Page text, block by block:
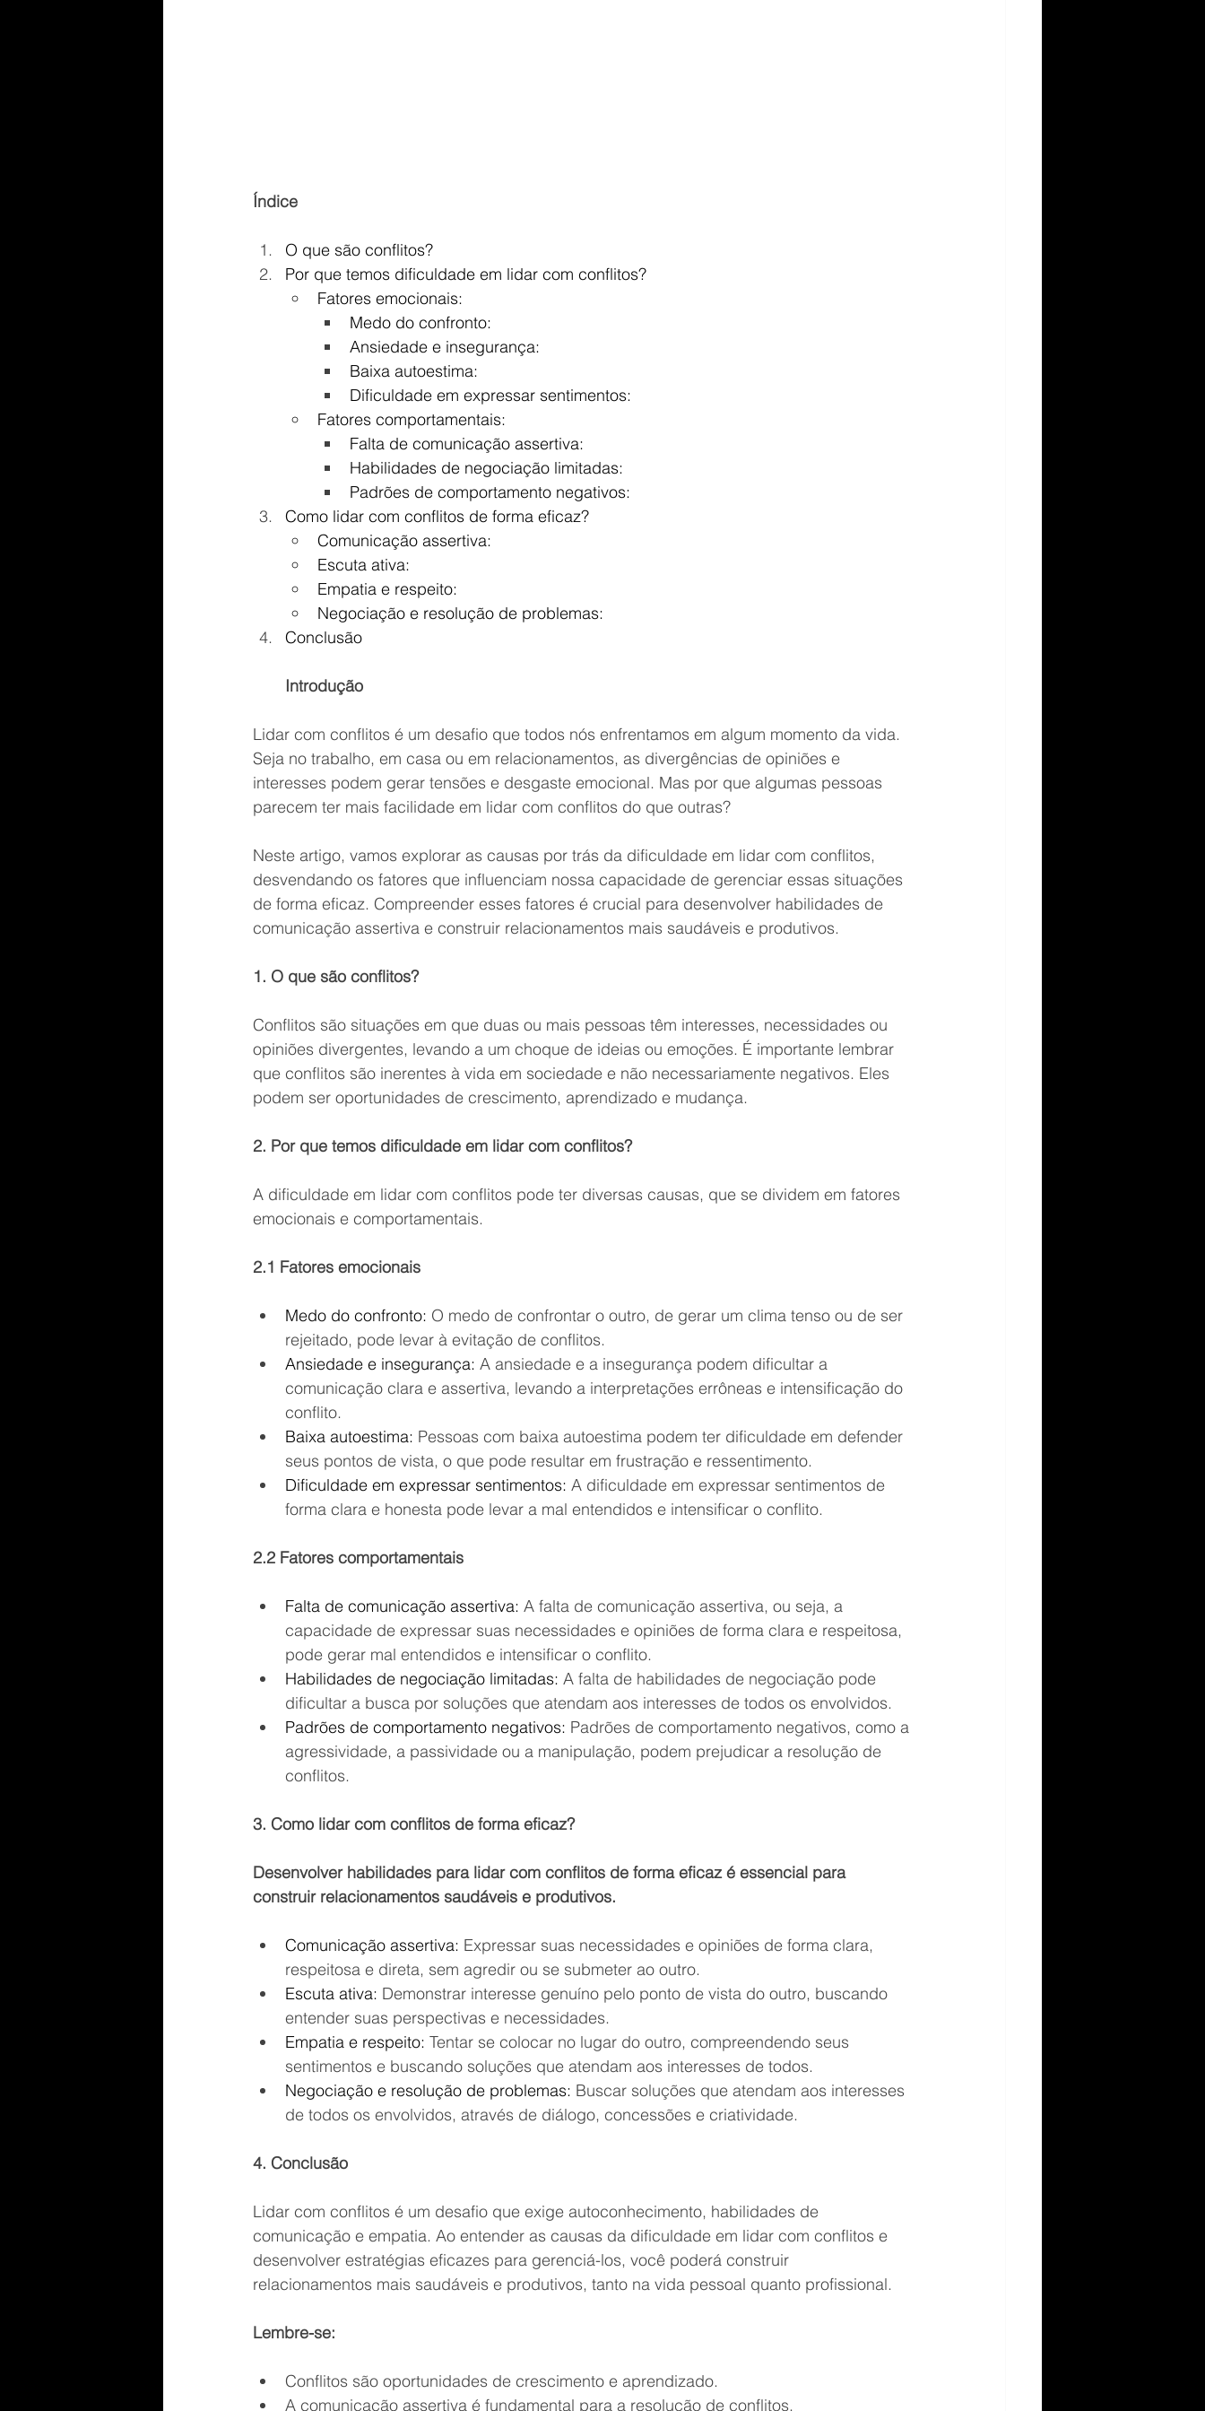
Índice
O que são conflitos?
Por que temos dificuldade em lidar com conflitos?
Fatores emocionais:
Medo do confronto:
Ansiedade e insegurança:
Baixa autoestima:
Dificuldade em expressar sentimentos:
Fatores comportamentais:
Falta de comunicação assertiva:
Habilidades de negociação limitadas:
Padrões de comportamento negativos:
Como lidar com conflitos de forma eficaz?
Comunicação assertiva:
Escuta ativa:
Empatia e respeito:
Negociação e resolução de problemas:
Conclusão
Introdução
Lidar com conflitos é um desafio que todos nós enfrentamos em algum momento da vida.
Seja no trabalho, em casa ou em relacionamentos, as divergências de opiniões e
interesses podem gerar tensões e desgaste emocional. Mas por que algumas pessoas
parecem ter mais facilidade em lidar com conflitos do que outras?
Neste artigo, vamos explorar as causas por trás da dificuldade em lidar com conflitos,
desvendando os fatores que influenciam nossa capacidade de gerenciar essas situações
de forma eficaz. Compreender esses fatores é crucial para desenvolver habilidades de
comunicação assertiva e construir relacionamentos mais saudáveis e produtivos.
1. O que são conflitos?
Conflitos são situações em que duas ou mais pessoas têm interesses, necessidades ou
opiniões divergentes, levando a um choque de ideias ou emoções. É importante lembrar
que conflitos são inerentes à vida em sociedade e não necessariamente negativos. Eles
podem ser oportunidades de crescimento, aprendizado e mudança.
2. Por que temos dificuldade em lidar com conflitos?
A dificuldade em lidar com conflitos pode ter diversas causas, que se dividem em fatores
emocionais e comportamentais.
2.1 Fatores emocionais
Medo do confronto: O medo de confrontar o outro, de gerar um clima tenso ou de ser
rejeitado, pode levar à evitação de conflitos.
Ansiedade e insegurança: A ansiedade e a insegurança podem dificultar a
comunicação clara e assertiva, levando a interpretações errôneas e intensificação do
conflito.
Baixa autoestima: Pessoas com baixa autoestima podem ter dificuldade em defender
seus pontos de vista, o que pode resultar em frustração e ressentimento.
Dificuldade em expressar sentimentos: A dificuldade em expressar sentimentos de
forma clara e honesta pode levar a mal entendidos e intensificar o conflito.
2.2 Fatores comportamentais
Falta de comunicação assertiva: A falta de comunicação assertiva, ou seja, a
capacidade de expressar suas necessidades e opiniões de forma clara e respeitosa,
pode gerar mal entendidos e intensificar o conflito.
Habilidades de negociação limitadas: A falta de habilidades de negociação pode
dificultar a busca por soluções que atendam aos interesses de todos os envolvidos.
Padrões de comportamento negativos: Padrões de comportamento negativos, como a
agressividade, a passividade ou a manipulação, podem prejudicar a resolução de
conflitos.
3. Como lidar com conflitos de forma eficaz?
Desenvolver habilidades para lidar com conflitos de forma eficaz é essencial para
construir relacionamentos saudáveis e produtivos.
Comunicação assertiva: Expressar suas necessidades e opiniões de forma clara,
respeitosa e direta, sem agredir ou se submeter ao outro.
Escuta ativa: Demonstrar interesse genuíno pelo ponto de vista do outro, buscando
entender suas perspectivas e necessidades.
Empatia e respeito: Tentar se colocar no lugar do outro, compreendendo seus
sentimentos e buscando soluções que atendam aos interesses de todos.
Negociação e resolução de problemas: Buscar soluções que atendam aos interesses
de todos os envolvidos, através de diálogo, concessões e criatividade.
4. Conclusão
Lidar com conflitos é um desafio que exige autoconhecimento, habilidades de
comunicação e empatia. Ao entender as causas da dificuldade em lidar com conflitos e
desenvolver estratégias eficazes para gerenciá-los, você poderá construir
relacionamentos mais saudáveis e produtivos, tanto na vida pessoal quanto profissional.
Lembre-se:
Conflitos são oportunidades de crescimento e aprendizado.
A comunicação assertiva é fundamental para a resolução de conflitos.